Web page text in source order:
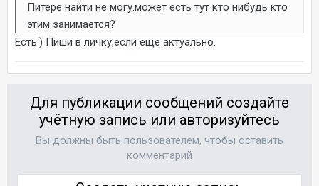
Питере найти не могу.может есть тут кто нибудь кто
этим занимается?
Есть.) Пиши в личку,если еще актуально.
Для публикации сообщений создайте
учётную запись или авторизуйтесь
Вы должны быть пользователем, чтобы оставить
комментарий